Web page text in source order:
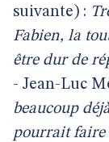
suivante) :
Fabien, la
être dur de
- Jean-Luc
beaucoup
pourrait faire